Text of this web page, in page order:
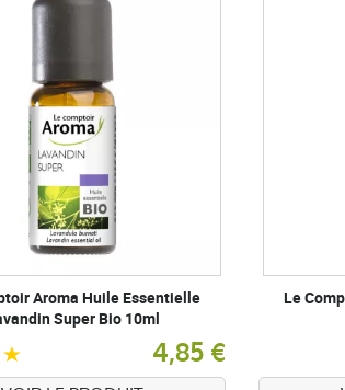
Aroma Huile Essentielle
Super Bio 10ml
4,85 €
Le